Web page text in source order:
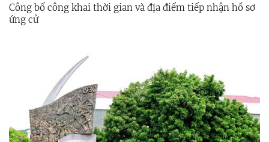
Công bố công khai thời gian và địa điểm tiếp nhận hồ sơ
ứng cử